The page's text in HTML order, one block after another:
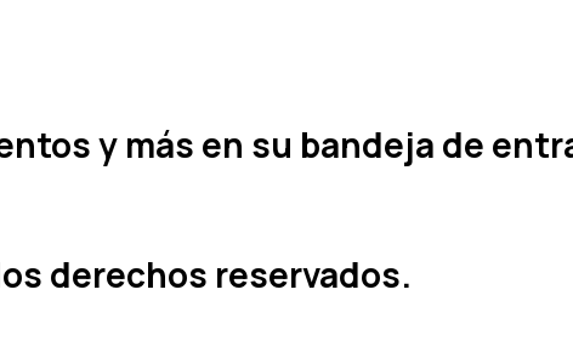
y más en su bandeja de
derechos reservados.